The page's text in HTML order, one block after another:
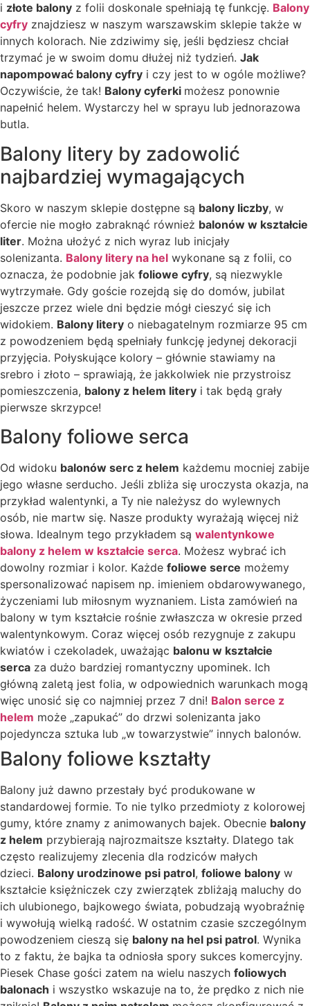
i złote balony z folii doskonale spełniają tę funkcję. Balony
cyfry znajdziesz w naszym warszawskim sklepie także w
innych kolorach. Nie zdziwimy się, jeśli będziesz chciał
trzymać je w swoim domu dłużej niż tydzień. Jak
napompować balony cyfry i czy jest to w ogóle możliwe?
Oczywiście, że tak! Balony cyferki możesz ponownie
napełnić helem. Wystarczy hel w sprayu lub jednorazowa
butla.
Balony litery by zadowolić
najbardziej wymagających
Skoro w naszym sklepie dostępne są balony liczby, w
ofercie nie mogło zabraknąć również balonów w kształcie
liter. Można ułożyć z nich wyraz lub inicjały
solenizanta. Balony litery na hel wykonane są z folii, co
oznacza, że podobnie jak foliowe cyfry, są niezwykle
wytrzymałe. Gdy goście rozejdą się do domów, jubilat
jeszcze przez wiele dni będzie mógł cieszyć się ich
widokiem. Balony litery o niebagatelnym rozmiarze 95 cm
z powodzeniem będą spełniały funkcję jedynej dekoracji
przyjęcia. Połyskujące kolory – głównie stawiamy na
srebro i złoto – sprawiają, że jakkolwiek nie przystroisz
pomieszczenia, balony z helem litery i tak będą grały
pierwsze skrzypce!
Balony foliowe serca
Od widoku balonów serc z helem każdemu mocniej zabije
jego własne serducho. Jeśli zbliża się uroczysta okazja, na
przykład walentynki, a Ty nie należysz do wylewnych
osób, nie martw się. Nasze produkty wyrażają więcej niż
słowa. Idealnym tego przykładem są walentynkowe
balony z helem w kształcie serca. Możesz wybrać ich
dowolny rozmiar i kolor. Każde foliowe serce możemy
spersonalizować napisem np. imieniem obdarowywanego,
życzeniami lub miłosnym wyznaniem. Lista zamówień na
balony w tym kształcie rośnie zwłaszcza w okresie przed
walentynkowym. Coraz więcej osób rezygnuje z zakupu
kwiatów i czekoladek, uważając balonu w kształcie
serca za dużo bardziej romantyczny upominek. Ich
główną zaletą jest folia, w odpowiednich warunkach mogą
więc unosić się co najmniej przez 7 dni! Balon serce z
helem może „zapukać” do drzwi solenizanta jako
pojedyncza sztuka lub „w towarzystwie” innych balonów.
Balony foliowe kształty
Balony już dawno przestały być produkowane w
standardowej formie. To nie tylko przedmioty z kolorowej
gumy, które znamy z animowanych bajek. Obecnie balony
z helem przybierają najrozmaitsze kształty. Dlatego tak
często realizujemy zlecenia dla rodziców małych
dzieci. Balony urodzinowe psi patrol, foliowe balony w
kształcie księżniczek czy zwierzątek zbliżają maluchy do
ich ulubionego, bajkowego świata, pobudzają wyobraźnię
i wywołują wielką radość. W ostatnim czasie szczególnym
powodzeniem cieszą się balony na hel psi patrol. Wynika
to z faktu, że bajka ta odniosła spory sukces komercyjny.
Piesek Chase gości zatem na wielu naszych foliowych
balonach i wszystko wskazuje na to, że prędko z nich nie